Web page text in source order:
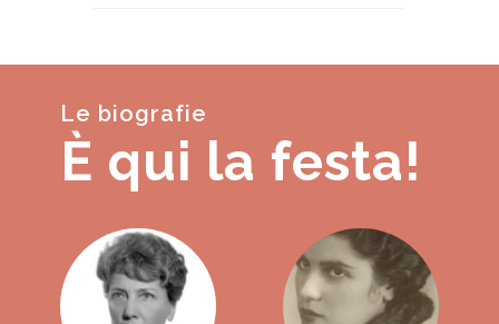
Le biografie
È qui la festa!